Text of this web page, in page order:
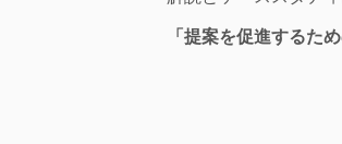
「提案を促進するた